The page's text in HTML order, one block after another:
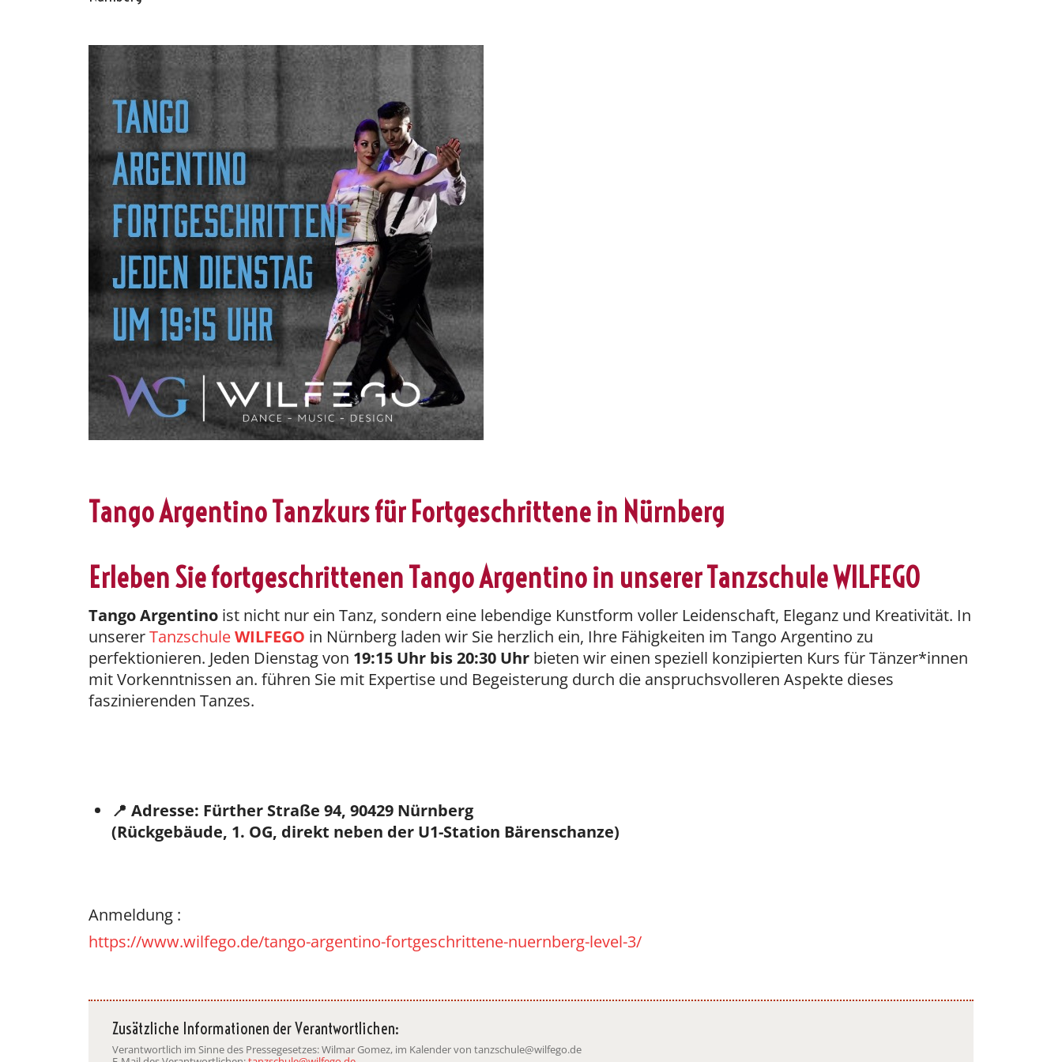
Oscar y Vicky SteffiTango
e.V,
Tango Argentino Tanzkurs für Fortgeschrittene in Nürnberg
Erleben Sie fortgeschrittenen Tango Argentino in unserer Tanzschule WILFEGO
Tango Argentino ist nicht nur ein Tanz, sondern eine lebendige Kunstform voller Leidenschaft, Eleganz und Kreativität. In
unsererTanzschuleWILFEGO in Nürnberg laden wir Sie herzlich ein, Ihre Fähigkeiten im Tango Argentino zu
perfektionieren. Jeden Dienstag von 19:15 Uhr bis 20:30 Uhr bieten wir einen speziell konzipierten Kurs für Tänzer*innen
mit Vorkenntnissen an. führen Sie mit Expertise und Begeisterung durch die anspruchsvolleren Aspekte dieses
faszinierenden Tanzes.
📍 Adresse: Fürther Straße 94, 90429 Nürnberg
(Rückgebäude, 1. OG, direkt neben der U1-Station Bärenschanze)
Anmeldung :
https://www.wilfego.de/tango-argentino-fortgeschrittene-nuernberg-level-3/
Zusätzliche Informationen der Verantwortlichen:
Verantwortlich im Sinne des Pressegesetzes: Wilmar Gomez, im Kalender von tanzschule@wilfego.de